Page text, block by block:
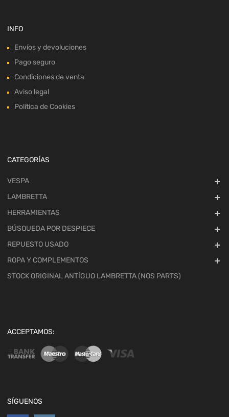
INFO
Envíos y devoluciones
Pago seguro
Condiciones de venta
Aviso legal
Política de Cookies
CATEGORÍAS
VESPA
LAMBRETTA
HERRAMIENTAS
BÚSQUEDA POR DESPIECE
REPUESTO USADO
ROPA Y COMPLEMENTOS
STOCK ORIGINAL ANTÍGUO LAMBRETTA (NOS PARTS)
ACCEPTAMOS:
SÍGUENOS